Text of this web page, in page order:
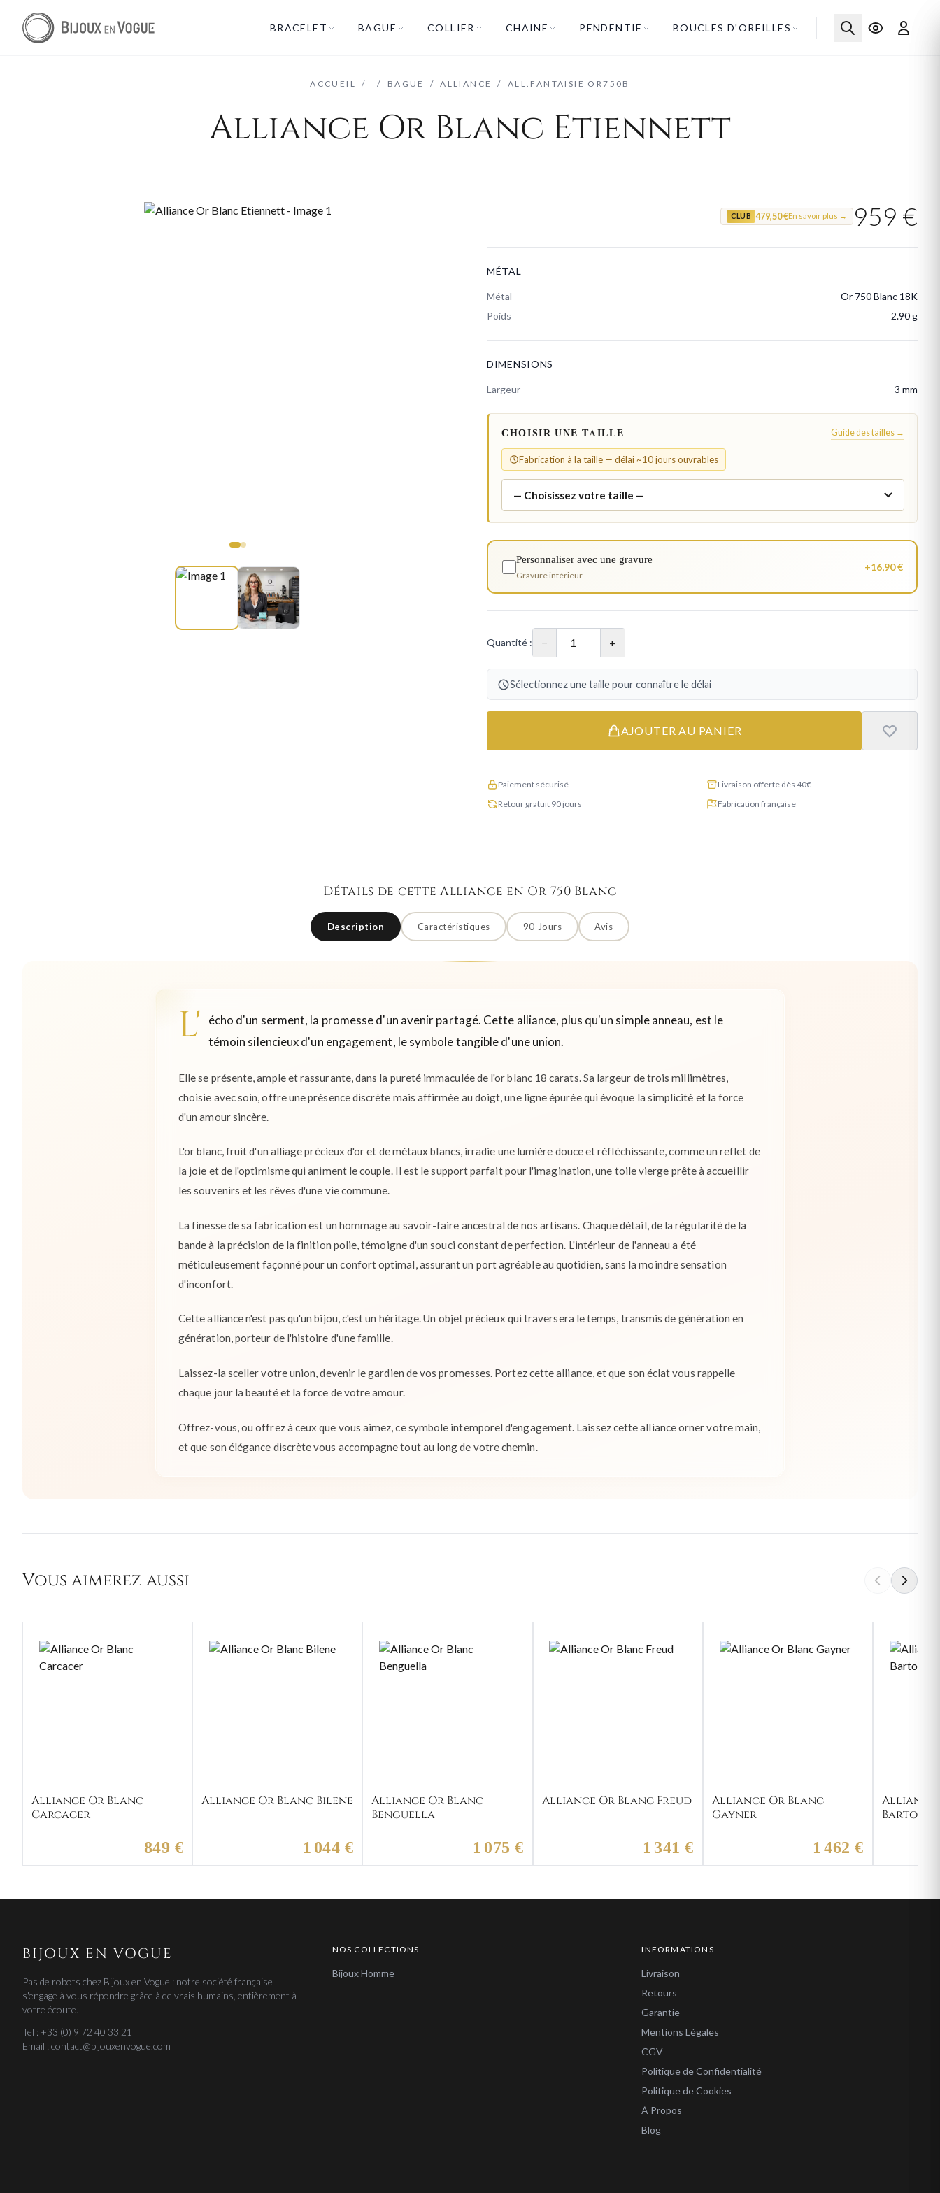
BRACELET BAGUE COLLIER CHAINE PENDENTIF BOUCLES D'OREILLES
ACCUEIL / / BAGUE / ALLIANCE / ALL.FANTAISIE OR750B
Alliance Or Blanc Etiennett
CLUB 479,50 €En savoir plus → 959 €
MÉTAL
Métal
Or 750 Blanc 18K
Poids
2.90 g
DIMENSIONS
Largeur 3 mm
CHOISIR UNE TAILLE Guide des tailles →
Fabrication à la taille — délai ~10 jours ouvrables
Personnaliser avec une gravure
Gravure intérieur
+16,90 €
Quantité : − +
Sélectionnez une taille pour connaître le délai
AJOUTER AU PANIER
Paiement sécurisé
Livraison offerte dès 40€
Retour gratuit 90 jours
Fabrication française
Détails de cette Alliance en Or 750 Blanc
Description Caractéristiques 90 Jours Avis
L'
écho d'un serment, la promesse d'un avenir partagé. Cette alliance, plus qu'un simple anneau, est le
témoin silencieux d'un engagement, le symbole tangible d'une union.
Elle se présente, ample et rassurante, dans la pureté immaculée de l'or blanc 18 carats. Sa largeur de trois millimètres,
choisie avec soin, offre une présence discrète mais affirmée au doigt, une ligne épurée qui évoque la simplicité et la force
d'un amour sincère.
L'or blanc, fruit d'un alliage précieux d'or et de métaux blancs, irradie une lumière douce et réfléchissante, comme un reflet de
la joie et de l'optimisme qui animent le couple. Il est le support parfait pour l'imagination, une toile vierge prête à accueillir
les souvenirs et les rêves d'une vie commune.
La finesse de sa fabrication est un hommage au savoir-faire ancestral de nos artisans. Chaque détail, de la régularité de la
bande à la précision de la finition polie, témoigne d'un souci constant de perfection. L'intérieur de l'anneau a été
méticuleusement façonné pour un confort optimal, assurant un port agréable au quotidien, sans la moindre sensation
d'inconfort.
Cette alliance n'est pas qu'un bijou, c'est un héritage. Un objet précieux qui traversera le temps, transmis de génération en
génération, porteur de l'histoire d'une famille.
Laissez-la sceller votre union, devenir le gardien de vos promesses. Portez cette alliance, et que son éclat vous rappelle
chaque jour la beauté et la force de votre amour.
Offrez-vous, ou offrez à ceux que vous aimez, ce symbole intemporel d'engagement. Laissez cette alliance orner votre main,
et que son élégance discrète vous accompagne tout au long de votre chemin.
Vous aimerez aussi
Alliance Or Blanc
Carcacer
849 €
Alliance Or Blanc Bilene
1 044 €
Alliance Or Blanc
Benguella
1 075 €
Alliance Or Blanc Freud
1 341 €
Alliance Or Blanc
Gayner
1 462 €
Alliance
Bartoche
BIJOUX EN VOGUE
Pas de robots chez Bijoux en Vogue : notre société française
s'engage à vous répondre grâce à de vrais humains, entièrement à
votre écoute.
Tel : +33 (0) 9 72 40 33 21
Email : contact@bijouxenvogue.com
NOS COLLECTIONS
Bijoux Homme
INFORMATIONS
Livraison
Retours
Garantie
Mentions Légales
CGV
Politique de Confidentialité
Politique de Cookies
À Propos
Blog